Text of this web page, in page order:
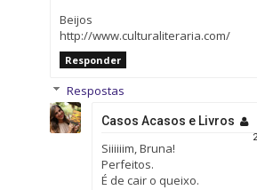
Beijos
http://www.culturaliteraria.com/
Responder
Respostas
Casos Acasos e Livros
Siiiiiim, Bruna!
Perfeitos.
É de cair o queixo.